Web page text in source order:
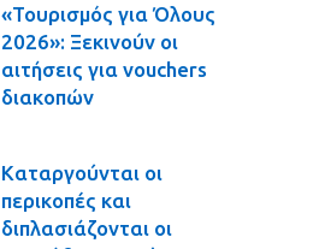
«Τουρισμός για Όλους
2026»: Ξεκινούν οι
αιτήσεις για vouchers
διακοπών
Καταργούνται οι
περικοπές και
διπλασιάζονται οι